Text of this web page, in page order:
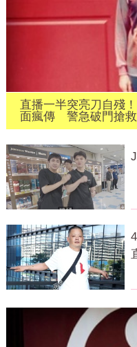
直播一半突亮刀自殘
面瘋傳 警急破門搶救